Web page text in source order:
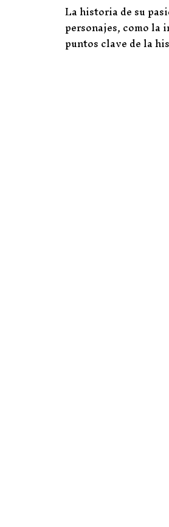
La historia de su
personajes, como la
puntos clave de la